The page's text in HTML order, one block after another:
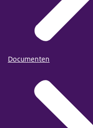
Documenten